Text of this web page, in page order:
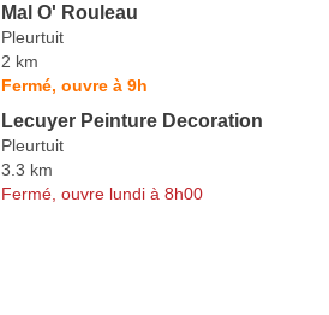
Mal O' Rouleau
Pleurtuit
2 km
Fermé, ouvre à 9h
Lecuyer Peinture Decoration
Pleurtuit
3.3 km
Fermé, ouvre lundi à 8h00